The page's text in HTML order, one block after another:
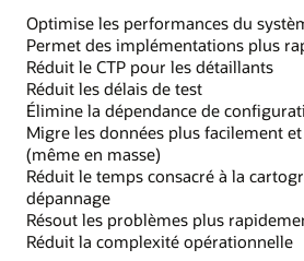
Optimise les performances du
Permet des implémentations plus
Réduit le CTP pour les détaillants
Réduit les délais de test
Élimine la dépendance de
Migre les données plus facilement
(même en masse)
Réduit le temps consacré à la
dépannage
Résout les problèmes plus
Réduit la complexité opérationnelle